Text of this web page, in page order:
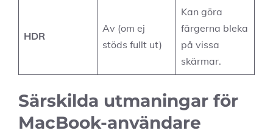
HDR
Av (om ej
stöds fullt ut)
Kan göra
färgerna bleka
på vissa
skärmar.
Särskilda utmaningar för
MacBook-användare